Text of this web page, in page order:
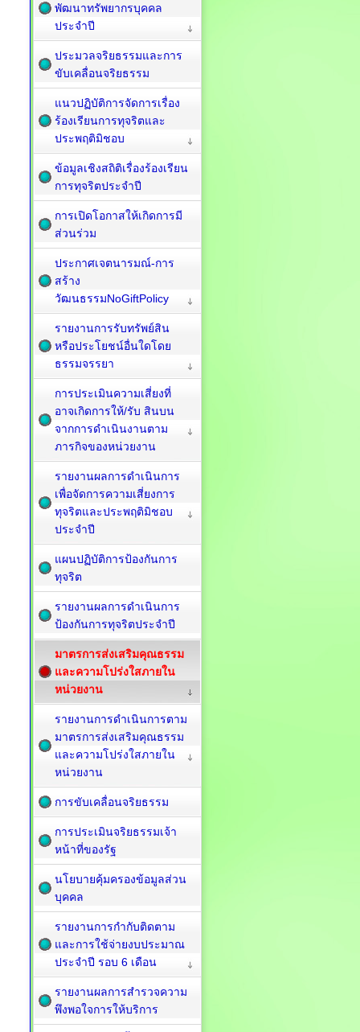
พัฒนาทรัพยากรบุคคล
ประจำปี
ประมวลจริยธรรมและการ
ขับเคลื่อนจริยธรรม
แนวปฏิบัติการจัดการเรื่อง
ร้องเรียนการทุจริตและ
ประพฤติมิชอบ
ข้อมูลเชิงสถิติเรื่องร้องเรียน
การทุจริตประจำปี
การเปิดโอกาสให้เกิดการมี
ส่วนร่วม
ประกาศเจตนารมณ์-การ
สร้าง
วัฒนธรรมNoGiftPolicy
รายงานการรับทรัพย์สิน
หรือประโยชน์อื่นใดโดย
ธรรมจรรยา
การประเมินความเสี่ยงที่
อาจเกิดการให้/รับ สินบน
จากการดำเนินงานตาม
ภารกิจของหน่วยงาน
รายงานผลการดำเนินการ
เพื่อจัดการความเสี่ยงการ
ทุจริตและประพฤติมิชอบ
ประจำปี
แผนปฏิบัติการป้องกันการ
ทุจริต
รายงานผลการดำเนินการ
ป้องกันการทุจริตประจำปี
มาตรการส่งเสริมคุณธรรม
และความโปร่งใสภายใน
หน่วยงาน
รายงานการดำเนินการตาม
มาตรการส่งเสริมคุณธรรม
และความโปร่งใสภายใน
หน่วยงาน
การขับเคลื่อนจริยธรรม
การประเมินจริยธรรมเจ้า
หน้าที่ของรัฐ
นโยบายคุ้มครองข้อมูลส่วน
บุคคล
รายงานการกำกับติดตาม
และการใช้จ่ายงบประมาณ
ประจำปี รอบ 6 เดือน
รายงานผลการสำรวจความ
พึงพอใจการให้บริการ